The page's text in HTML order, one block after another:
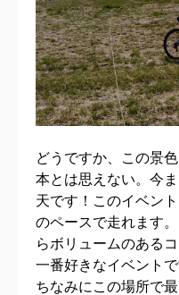
どうですか、この景
本とは思えない。今
天です！このイベン
のペースで走れます
らボリュームのある
一番好きなイベントで
ちなみにこの場所で